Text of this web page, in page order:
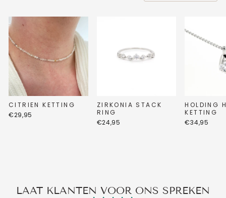
CITRIEN KETTING
€29,95
ZIRKONIA STACK
RING
€24,95
HOLDING
KETTING
€34,95
LAAT KLANTEN VOOR ONS SPREKEN